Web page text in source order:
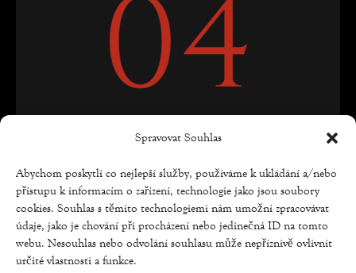
Spravovat Souhlas
Abychom poskytli co nejlepší služby, používáme k ukládání a/nebo
přístupu k informacím o zařízení, technologie jako jsou soubory
cookies. Souhlas s těmito technologiemi nám umožní zpracovávat
údaje, jako je chování při procházení nebo jedinečná ID na tomto
webu. Nesouhlas nebo odvolání souhlasu může nepříznivě ovlivnit
určité vlastnosti a funkce.